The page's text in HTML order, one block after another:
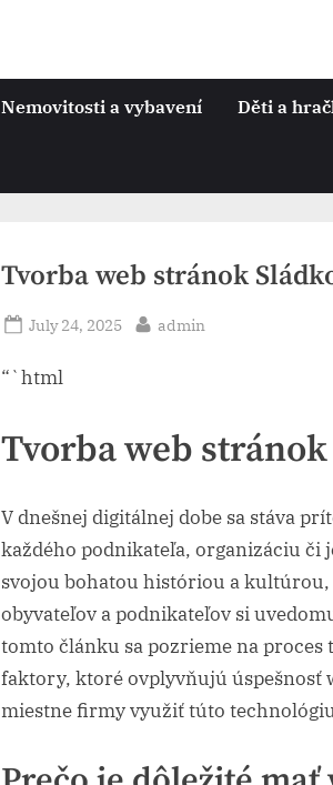
Nemovitosti a vybavení Děti a
Tvorba web stránok​
Posted
July 24, 2025 By
admin
“`html
Tvorba web
V dnešnej digitálnej dobe sa stáva
každého podnikateľa, organizáciu či
svojou bohatou históriou a kultúrou,
obyvateľov a podnikateľov si
tomto článku sa pozrieme na
faktory, ktoré ovplyvňujú úspešnosť
miestne firmy využiť túto